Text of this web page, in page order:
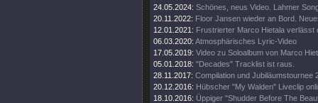
24.05.2024: Schönes, neus Video. Lahmer
20.11.2022: Floor Jansen wieder an Bord.
12.01.2021: Frustrierter Marco Hietala verlässt
06.03.2020: Atmosphärisches Lyric-Video
17.05.2019: Video zu Soloalbum von Marco
05.01.2018: "Decades" Tracklist ist raus.
28.11.2017: Compilation und Jubiläumstournee
20.12.2016: Hübscher "My Walden" Liveclip
18.10.2016: Üppiger "Shudder Before The